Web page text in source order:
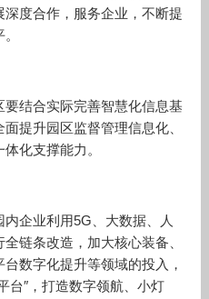
度合作，服务企业，不断提
结合实际完善智慧化信息基
提升园区监督管理信息化、
化支撑能力。
企业利用5G、大数据、人
链条改造，加大核心装备、
数字化提升等领域的投入，
台″，打造数字领航、小灯